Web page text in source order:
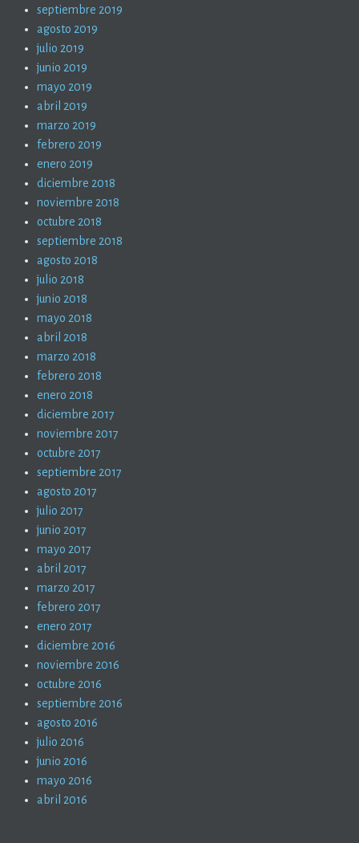
septiembre 2019
agosto 2019
julio 2019
junio 2019
mayo 2019
abril 2019
marzo 2019
febrero 2019
enero 2019
diciembre 2018
noviembre 2018
octubre 2018
septiembre 2018
agosto 2018
julio 2018
junio 2018
mayo 2018
abril 2018
marzo 2018
febrero 2018
enero 2018
diciembre 2017
noviembre 2017
octubre 2017
septiembre 2017
agosto 2017
julio 2017
junio 2017
mayo 2017
abril 2017
marzo 2017
febrero 2017
enero 2017
diciembre 2016
noviembre 2016
octubre 2016
septiembre 2016
agosto 2016
julio 2016
junio 2016
mayo 2016
abril 2016